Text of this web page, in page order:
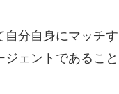
自分自身にマッチす
ェントであること